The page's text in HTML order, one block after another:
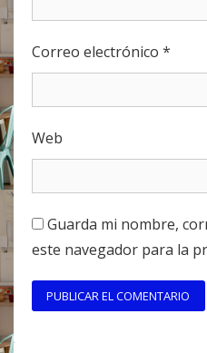
Correo electrónico *
Web
Guarda mi nombre,
este navegador para la